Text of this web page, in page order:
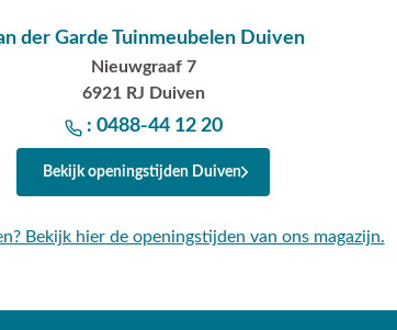
der Garde Tuinmeubelen Duiven
Nieuwgraaf 7
6921 RJ Duiven
: 0488-44 12 20
Bekijk openingstijden Duiven
Bekijk hier de openingstijden van ons magazijn.